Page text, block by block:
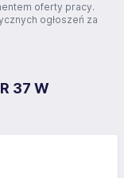
oferty pracy.
ogłoszeń za
37 W